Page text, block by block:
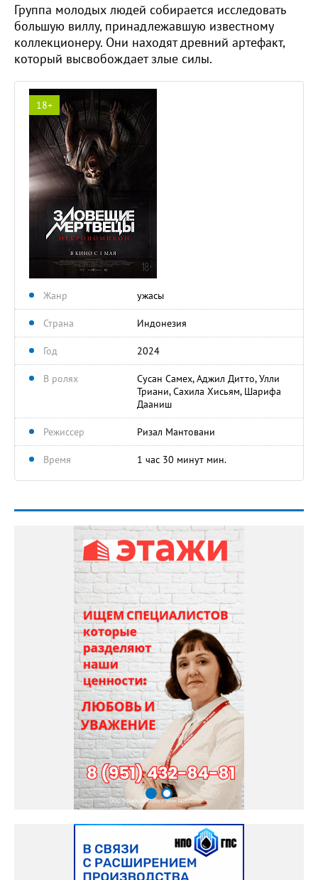
Группа молодых людей собирается исследовать
большую виллу, принадлежавшую известному
коллекционеру. Они находят древний артефакт,
который высвобождает злые силы.
18+
Жанр ужасы
Страна Индонезия
Год 2024
В ролях
Сусан Самех, Аджил Дитто, Улли
Триани, Сахила Хисьям, Шарифа
Дааниш
Режиссер Ризал Мантовани
Время 1 час 30 минут мин.